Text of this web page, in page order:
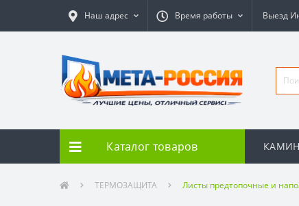
Наш адрес Время работы Выезд
Каталог товаров
ТЕРМОЗАЩИТА Листы предтопочные и